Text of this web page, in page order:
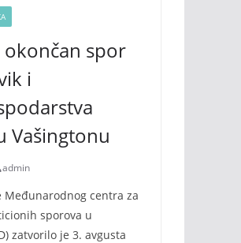
okončan spor
i
Vašingtonu
admin
Međunarodnog centra za
sporova u
zatvorilo je 3. avgusta